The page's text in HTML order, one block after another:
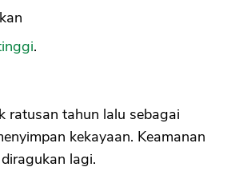
.
ratusan tahun lalu sebagai
kekayaan. Keamanan
lagi.